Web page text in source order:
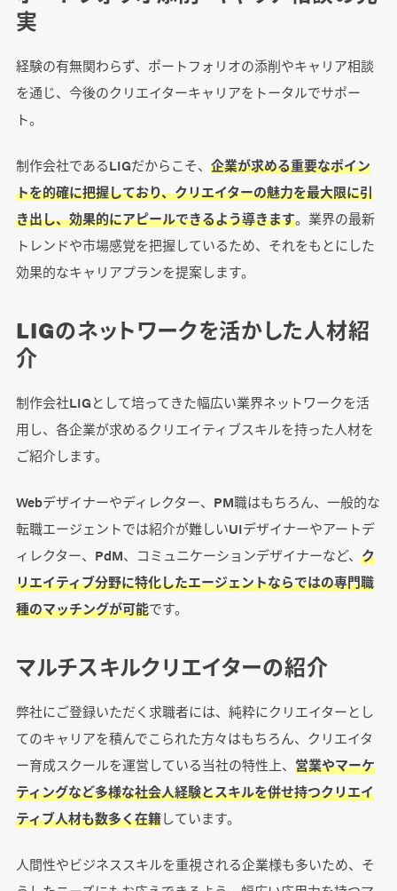
実
経験の有無関わらず、ポートフォリオの添削やキャリア相談
を通じ、今後のクリエイターキャリアをトータルでサポー
ト。
制作会社であるLIGだからこそ、 企業が求める重要なポイン
トを的確に把握しており、クリエイターの魅力を最大限に引
き出し、効果的にアピールできるよう導きます。業界の最新
トレンドや市場感覚を把握しているため、それをもとにした
効果的なキャリアプランを提案します。
LIGのネットワークを活かした人材紹
介
制作会社LIGとして培ってきた幅広い業界ネットワークを活
用し、各企業が求めるクリエイティブスキルを持った人材を
ご紹介します。
Webデザイナーやディレクター、PM職はもちろん、一般的な
転職エージェントでは紹介が難しいUIデザイナーやアートデ
ィレクター、PdM、コミュニケーションデザイナーなど、 ク
リエイティブ分野に特化したエージェントならではの専門職
種のマッチングが可能です。
マルチスキルクリエイターの紹介
弊社にご登録いただく求職者には、純粋にクリエイターとし
てのキャリアを積んでこられた方々はもちろん、クリエイタ
ー育成スクールを運営している当社の特性上、 営業やマーケ
ティングなど多様な社会人経験とスキルを併せ持つクリエイ
ティブ人材も数多く在籍しています。
人間性やビジネススキルを重視される企業様も多いため、そ